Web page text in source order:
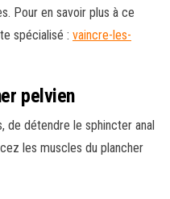
Pour en savoir plus à ce
spécialisé : vaincre-les-
pelvien
de détendre le sphincter anal
les muscles du plancher